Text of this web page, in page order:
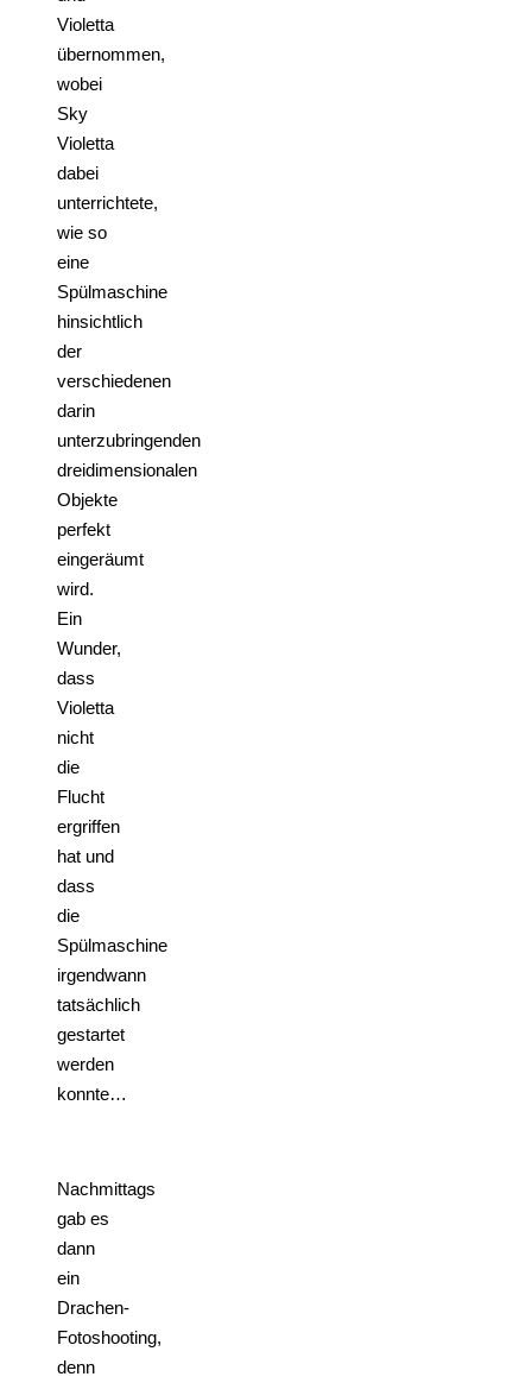
Violetta
übernommen,
wobei
Sky
Violetta
dabei
unterrichtete,
wie so
eine
Spülmaschine
hinsichtlich
der
verschiedenen
darin
unterzubringenden
dreidimensionalen
Objekte
perfekt
eingeräumt
wird.
Ein
Wunder,
dass
Violetta
nicht
die
Flucht
ergriffen
hat und
dass
die
Spülmaschine
irgendwann
tatsächlich
gestartet
werden
konnte…
Nachmittags
gab es
dann
ein
Drachen-
Fotoshooting,
denn